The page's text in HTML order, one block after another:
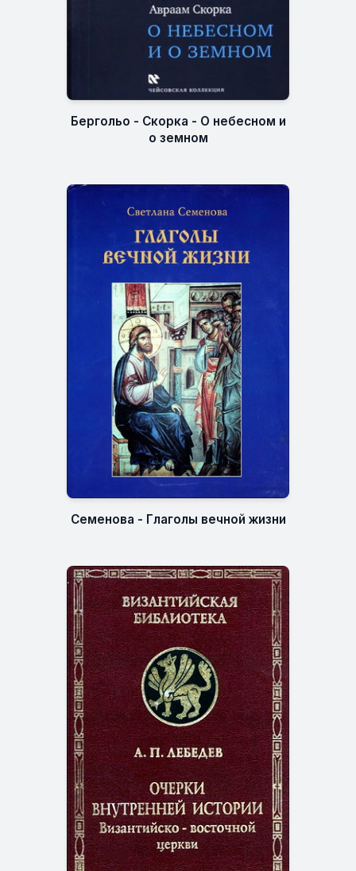
Бергольо - Скорка - О небесном и
о земном
Семенова - Глаголы вечной жизни